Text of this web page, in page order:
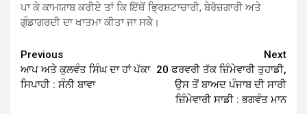
ਪਾ ਕੇ ਕਾਮਯਾਬ ਕਰੀਏ ਤਾਂ ਕਿ ਇੱਥੋਂ ਭ੍ਰਿਸ਼ਟਾਚਾਰੀ, ਬੇਰੋਜ਼ਗਾਰੀ ਅਤੇ
ਗੁੰਡਾਗਰਦੀ ਦਾ ਖਾਤਮਾ ਕੀਤਾ ਜਾ ਸਕੇੇ।
Continue
Reading
Previous
ਆਪ ਅਤੇ ਕੁਲਵੰਤ ਸਿੰਘ ਦਾ ਹਾਂ ਪੱਕਾ
ਸਿਪਾਹੀ : ਸੰਨੀ ਬਾਵਾ
Next
20 ਫਰਵਰੀ ਤੱਕ ਜ਼ਿੰਮੇਵਾਰੀ ਤੁਹਾਡੀ,
ਉਸ ਤੋਂ ਬਾਅਦ ਪੰਜਾਬ ਦੀ ਸਾਰੀ
ਜ਼ਿੰਮੇਵਾਰੀ ਸਾਡੀ : ਭਗਵੰਤ ਮਾਨ